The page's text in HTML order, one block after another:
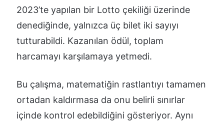
2023’te yapılan bir Lotto çekiliği üzerinde
denediğinde, yalnızca üç bilet iki sayıyı
tutturabildi. Kazanılan ödül, toplam
harcamayı karşılamaya yetmedi.
Bu çalışma, matematiğin rastlantıyı tamamen
ortadan kaldırmasa da onu belirli sınırlar
içinde kontrol edebildiğini gösteriyor. Aynı